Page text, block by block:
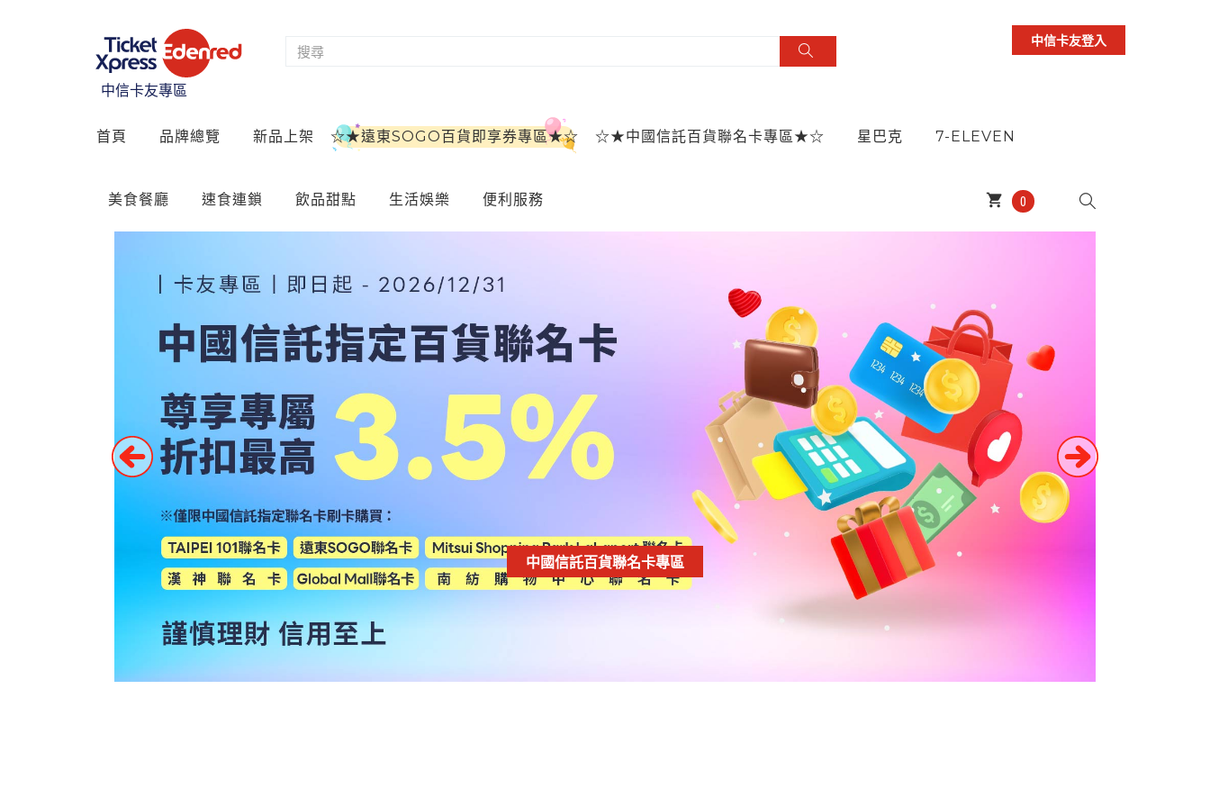
中信卡友專區
中信卡友登入
首頁 品牌總覽 新品上架 ☆★遠東SOGO百貨即享券專區★☆ ☆★中國信託百貨聯名卡專區★☆ 星巴克 7-ELEVEN
美食餐廳 速食連鎖 飲品甜點 生活娛樂 便利服務 shopping_cart 0
中國信託百貨聯名卡專區